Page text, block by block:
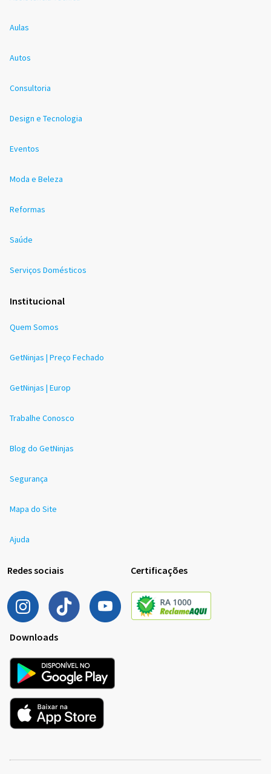
Aulas
Autos
Consultoria
Design e Tecnologia
Eventos
Moda e Beleza
Reformas
Saúde
Serviços Domésticos
Institucional
Quem Somos
GetNinjas | Preço Fechado
GetNinjas | Europ
Trabalhe Conosco
Blog do GetNinjas
Segurança
Mapa do Site
Ajuda
Redes sociais Certificações
Downloads